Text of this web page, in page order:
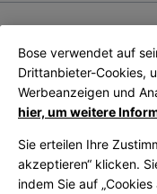
Bose verwendet auf
Drittanbieter-Cookies,
Werbeanzeigen und
hier, um weitere
Sie erteilen Ihre
akzeptieren“ klicken.
indem Sie auf